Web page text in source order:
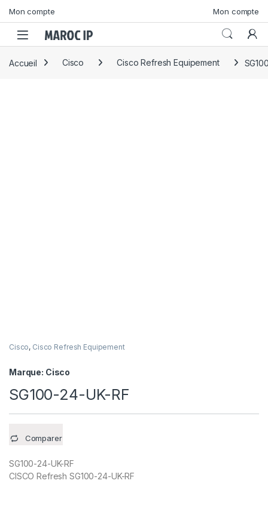
Mon compte Mon compte
Accueil Cisco Cisco Refresh Equipement
Cisco, Cisco Refresh Equipement
Marque: Cisco
SG100-24-UK-RF
Comparer
SG100-24-UK-RF
CISCO Refresh SG100-24-UK-RF